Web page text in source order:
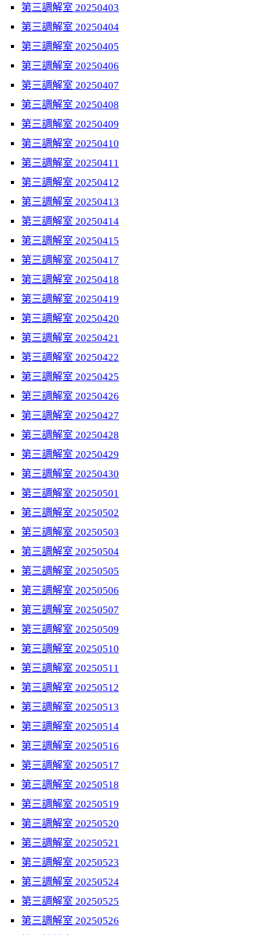
第三調解室 20250403
第三調解室 20250404
第三調解室 20250405
第三調解室 20250406
第三調解室 20250407
第三調解室 20250408
第三調解室 20250409
第三調解室 20250410
第三調解室 20250411
第三調解室 20250412
第三調解室 20250413
第三調解室 20250414
第三調解室 20250415
第三調解室 20250417
第三調解室 20250418
第三調解室 20250419
第三調解室 20250420
第三調解室 20250421
第三調解室 20250422
第三調解室 20250425
第三調解室 20250426
第三調解室 20250427
第三調解室 20250428
第三調解室 20250429
第三調解室 20250430
第三調解室 20250501
第三調解室 20250502
第三調解室 20250503
第三調解室 20250504
第三調解室 20250505
第三調解室 20250506
第三調解室 20250507
第三調解室 20250509
第三調解室 20250510
第三調解室 20250511
第三調解室 20250512
第三調解室 20250513
第三調解室 20250514
第三調解室 20250516
第三調解室 20250517
第三調解室 20250518
第三調解室 20250519
第三調解室 20250520
第三調解室 20250521
第三調解室 20250523
第三調解室 20250524
第三調解室 20250525
第三調解室 20250526